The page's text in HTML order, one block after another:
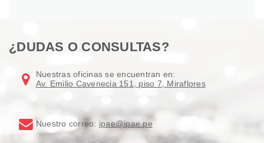
¿DUDAS O CONSULTAS?
Nuestras oficinas se encuentran en:
Av. Emilio Cavenecia 151, piso 7, Miraflores
Nuestro correo: ipae@ipae.pe